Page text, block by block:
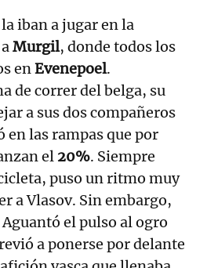
iban a jugar en la
Murgil, donde todos los
enEvenepoel.
de correr del belga, su
a sus dos compañeros
en las rampas que por
el 20%. Siempre
puso un ritmo muy
a Vlasov. Sin embargo,
el pulso al ogro
a ponerse por delante